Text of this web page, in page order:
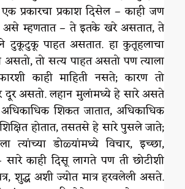
एक प्रकारचा प्रकाश दिसेल – काही जण
असे म्हणतात – ते इतके खरे असतात, ते
टुकूटुकू पाहत असतात. हा कुतूहलाचा
असतो, तो सत्य पाहत असतो पण त्याला
काही माहिती नसते; कारण तो
दूर असतो. लहान मुलांमध्ये हे सारे असते
शिकत जातात, अधिकाधिक
होतात, तसतसे हे सारे पुसले जाते;
त्यांच्या डोळ्यांमध्ये विचार, इच्छा,
काही दिसू लागते पण ती छोटीशी
शुद्ध अशी ज्योत मात्र हरवलेली असते.